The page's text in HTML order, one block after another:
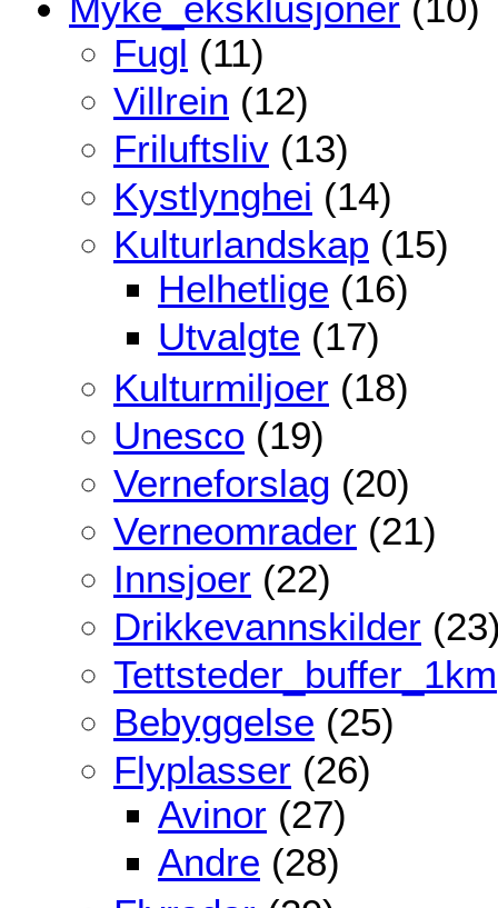
Fugl (11)
Villrein (12)
Friluftsliv (13)
Kystlynghei (14)
Kulturlandskap (15)
Helhetlige (16)
Utvalgte (17)
Kulturmiljoer (18)
Unesco (19)
Verneforslag (20)
Verneomrader (21)
Innsjoer (22)
Drikkevannskilder
Tettsteder_buffer_1km
Bebyggelse (25)
Flyplasser (26)
Avinor (27)
Andre (28)